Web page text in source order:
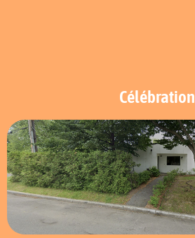
Célébration